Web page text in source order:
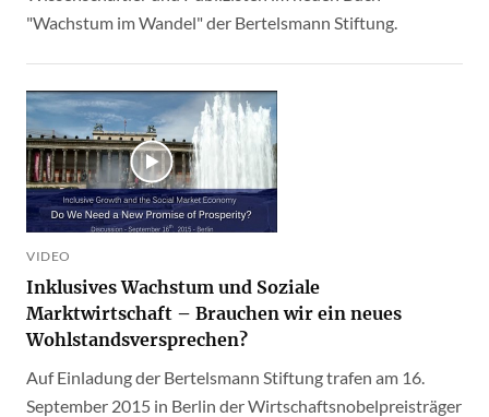
"Wachstum im Wandel" der Bertelsmann Stiftung.
VIDEO
Inklusives Wachstum und Soziale
Marktwirtschaft – Brauchen wir ein neues
Wohlstandsversprechen?
Auf Einladung der Bertelsmann Stiftung trafen am 16.
September 2015 in Berlin der Wirtschaftsnobelpreisträger